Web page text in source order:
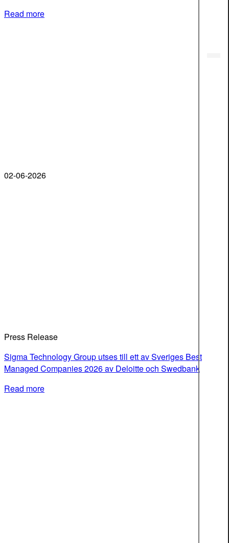
Read more
02-06-2026
Press Release
Sigma Technology Group utses till ett av Sveriges Best
Managed Companies 2026 av Deloitte och Swedbank
Read more